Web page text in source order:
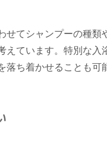
せてシャンプーの種類
えています。特別な入
落ち着かせることも可